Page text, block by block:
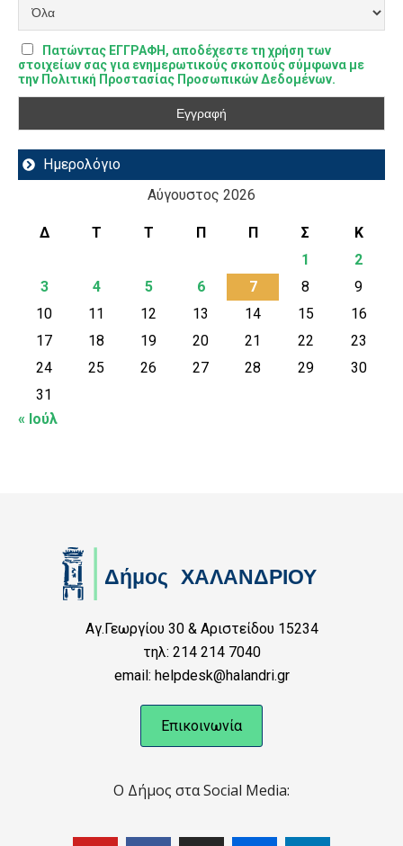
Πατώντας ΕΓΓΡΑΦΗ, αποδέχεστε τη χρήση των
στοιχείων σας για ενημερωτικούς σκοπούς σύμφωνα με
την Πολιτική Προστασίας Προσωπικών Δεδομένων.
Ημερολόγιο
Αύγουστος 2026
Δ Τ Τ Π Π Σ
Κ
1
2
3
4 5 6 7 8
9
10
11 12 13 14 15
16
17
18 19 20 21 22
23
24
25 26 27 28 29
30
31
« Ιούλ
Αγ.Γεωργίου 30 & Αριστείδου 15234
τηλ: 214 214 7040
email: helpdesk@halandri.gr
Επικοινωνία
Ο Δήμος στα Social Media: